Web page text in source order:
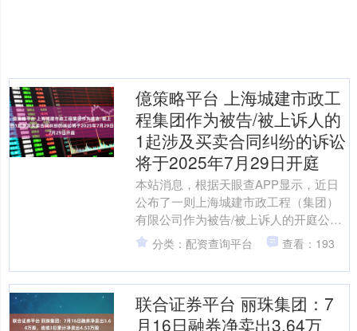
億策略平台 上海城建市政工
程集团作为被告/被上诉人的
1起涉及买卖合同纠纷的诉讼
将于2025年7月29日开庭
本站消息，根据天眼查APP显示，近日
公布了一则上海城建市政工程（集团）
有限公司作为被告/被上诉人的开庭公
告，详细内容如下： 案号：（2025）沪
0107民初79....
分类：配资查询平台 查看：193
联合证券平台 丽珠集团：7
月16日融券净卖出3.64万